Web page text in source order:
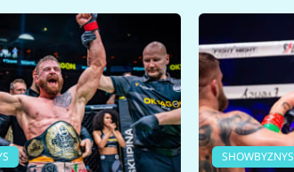
SHOWBYZNYS